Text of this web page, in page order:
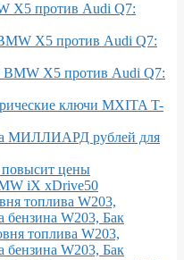
X5 против Audi Q7:
X5 против Audi Q7:
X5 против Audi Q7:
ключи MXITA T-
МИЛЛИАРД рублей для
цены
iX xDrive50
топлива W203,
бензина W203, Бак
топлива W203,
бензина W203, Бак